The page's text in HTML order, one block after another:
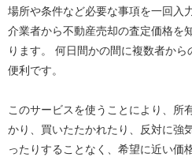
場所や条件など必要な事項を一回入
介業者から不動産売却の査定価格を
ります。 何日間かの間に複数者か
便利です。
このサービスを使うことにより、所
かり、買いたたかれたり、反対に強
ったりすることなく、希望に近い価